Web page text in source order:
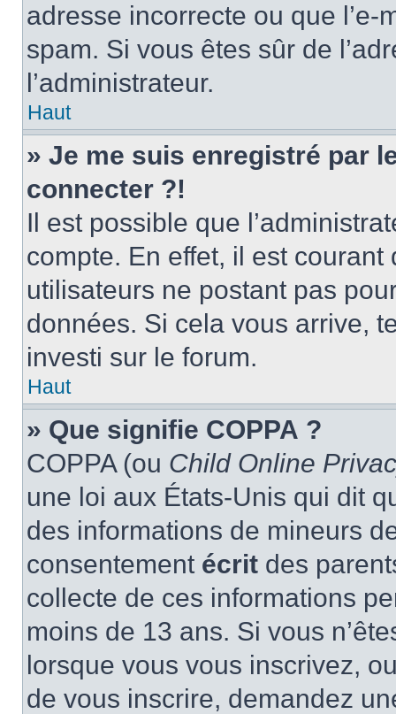
adresse incorrecte ou que
spam. Si vous êtes sûr de
l’administrateur.
Haut
» Je me suis enregistré par
connecter ?!
Il est possible que
compte. En effet, il est
utilisateurs ne postant pas
données. Si cela vous arrive,
investi sur le forum.
Haut
» Que signifie COPPA ?
COPPA (ou Child Online
une loi aux États-Unis qui dit
des informations de mineurs
consentement écrit des
collecte de ces informations
moins de 13 ans. Si vous
lorsque vous vous inscrivez,
de vous inscrire, demandez